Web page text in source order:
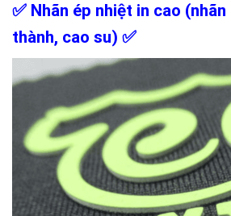
✅ Nhãn ép nhiệt in cao
thành, cao su) ✅